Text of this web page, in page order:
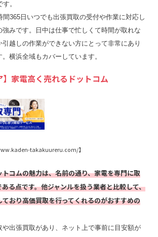
。
間365日いつでも出張買取の受付や作業に対応し
みです。日中は仕事で忙しくて時間が取れな
越しの作業ができない方にとって非常にあり
横浜全域もカバーしています。
】家電高く売れるドットコム
takakuureru.com/】
コムの魅力は、名前の通り、家電を専門に取
る点です。他ジャンルを扱う業者と比較して、
おり高価買取を行ってくれるのがおすすめの
や出張買取があり、ネット上で事前に目安額が